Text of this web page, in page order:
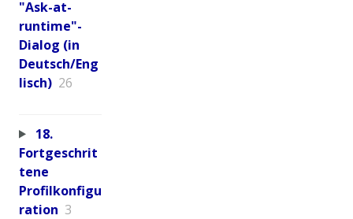
"Ask-at-
runtime"-
Dialog (in
Deutsch/Eng
lisch) 26
18.
Fortgeschrit
tene
Profilkonfigu
ration 3